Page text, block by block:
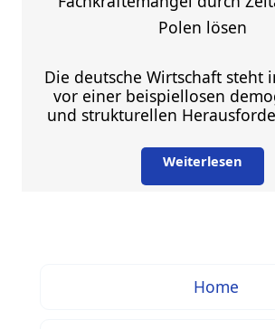
Polen lösen
Die deutsche Wirtschaft steht
vor einer beispiellosen
und strukturellen
Weiterlesen
Home